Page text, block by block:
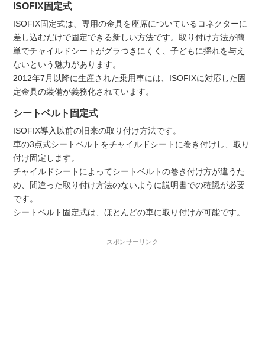
ISOFIX固定式
ISOFIX固定式は、専用の金具を座席についているコネクターに
差し込むだけで固定できる新しい方法です。取り付け方法が簡
単でチャイルドシートがグラつきにくく、子どもに揺れを与え
ないという魅力があります。
2012年7月以降に生産された乗用車には、ISOFIXに対応した固
定金具の装備が義務化されています。
シートベルト固定式
ISOFIX導入以前の旧来の取り付け方法です。
車の3点式シートベルトをチャイルドシートに巻き付けし、取り
付け固定します。
チャイルドシートによってシートベルトの巻き付け方が違うた
め、間違った取り付け方法のないように説明書での確認が必要
です。
シートベルト固定式は、ほとんどの車に取り付けが可能です。
スポンサーリンク